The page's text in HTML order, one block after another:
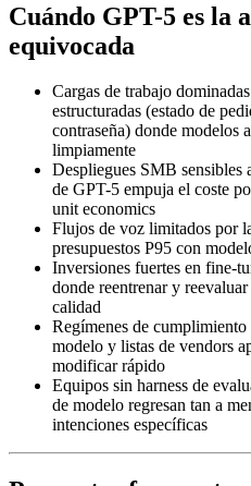
Cuándo GPT-5 es la
equivocada
Cargas de trabajo
estructuradas (estado de
contraseña) donde modelos
limpiamente
Despliegues SMB sensibles
de GPT-5 empuja el coste
unit economics
Flujos de voz limitados por
presupuestos P95 con
Inversiones fuertes en fine-
donde reentrenar y
calidad
Regímenes de
modelo y listas de vendors
modificar rápido
Equipos sin harness de
de modelo regresan tan a
intenciones específicas